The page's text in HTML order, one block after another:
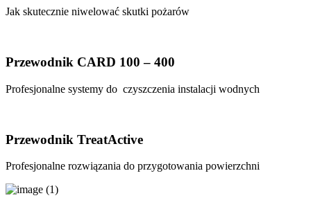
Jak skutecznie niwelować skutki pożarów
Przewodnik CARD 100 – 400
Profesjonalne systemy do czyszczenia instalacji wodnych
Przewodnik TreatActive
Profesjonalne rozwiązania do przygotowania powierzchni